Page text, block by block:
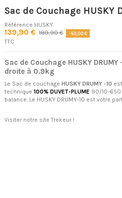
Sac de Couchage HUSKY
Référence HUSKY
139,90 € 189,90 € -50,00 €
TTC
Sac de Couchage HUSKY
droite à 0.9kg
Le Sac de couchage HUSKY DRUMY -10
technique 100% DUVET-PLUME 90/10-650
balance. Le HUSKY DRUMY-10 est votre
Visiter notre site Trekeur !